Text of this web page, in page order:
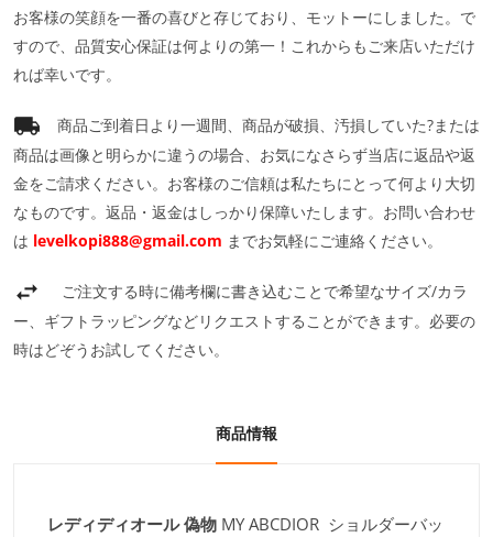
お客様の笑顔を一番の喜びと存じており、モットーにしました。で
すので、品質安心保証は何よりの第一！これからもご来店いただけ
れば幸いです。
商品ご到着日より一週間、商品が破損、汚損していた?または
商品は画像と明らかに違うの場合、お気になさらず当店に返品や返
金をご請求ください。お客様のご信頼は私たちにとって何より大切
なものです。返品・返金はしっかり保障いたします。お問い合わせ
は levelkopi888@gmail.com までお気軽にご連絡ください。
ご注文する時に備考欄に書き込むことで希望なサイズ/カラ
ー、ギフトラッピングなどリクエストすることができます。必要の
時はどぞうお試してください。
商品情報
レディディオール 偽物 MY ABCDIOR ショルダーバッ